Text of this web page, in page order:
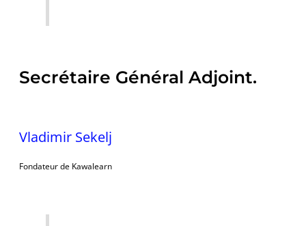
Secrétaire Général Adjoint.
Vladimir Sekelj
Fondateur de Kawalearn